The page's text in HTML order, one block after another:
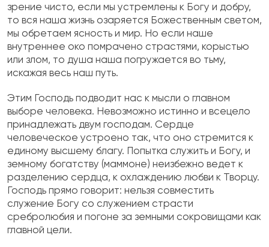
зрение чисто, если мы устремлены к Богу и добру,
то вся наша жизнь озаряется Божественным светом,
мы обретаем ясность и мир. Но если наше
внутреннее око помрачено страстями, корыстью
или злом, то душа наша погружается во тьму,
искажая весь наш путь.
Этим Господь подводит нас к мысли о главном
выборе человека. Невозможно истинно и всецело
принадлежать двум господам. Сердце
человеческое устроено так, что оно стремится к
единому высшему благу. Попытка служить и Богу, и
земному богатству (маммоне) неизбежно ведет к
разделению сердца, к охлаждению любви к Творцу.
Господь прямо говорит: нельзя совместить
служение Богу со служением страсти
сребролюбия и погоне за земными сокровищами как
главной цели.